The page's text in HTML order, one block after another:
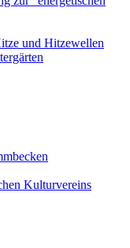
und Hitzewellen
Kulturvereins